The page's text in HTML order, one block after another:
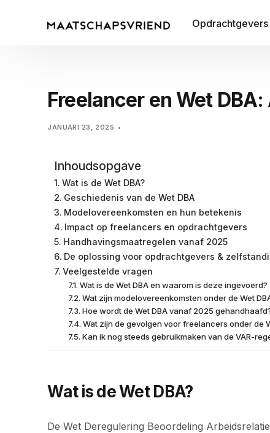
Opdrachtgevers
Freelancer en Wet
JANUARI 23, 2025
Inhoudsopgave
Wat is de Wet DBA?
Geschiedenis van de Wet DBA
Modelovereenkomsten en hun betekenis
Impact op freelancers en opdrachtgevers
Handhavingsmaatregelen vanaf 2025
De oplossing voor opdrachtgevers &
Veelgestelde vragen
Wat is de Wet DBA en waarom is deze ingevoerd?
Wat zijn modelovereenkomsten onder de Wet
Hoe wordt de Wet DBA vanaf 2025
Wat zijn de gevolgen voor freelancers onder de
Kan ik nog steeds gebruikmaken van de VAR-
Wat is de Wet DBA?
De Wet Deregulering Beoordeling